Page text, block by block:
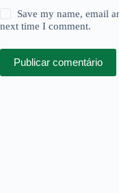
Save my name, email
next time I comment.
Publicar comentário